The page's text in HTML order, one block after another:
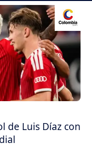
de Luis Díaz con